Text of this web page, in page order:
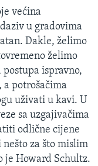
većina
u gradovima
Dakle, želimo
želimo
ispravno,
a potrošačima
uživati u kavi. U
sa uzgajivačima
odlične cijene
za što mislim
je Howard Schultz.